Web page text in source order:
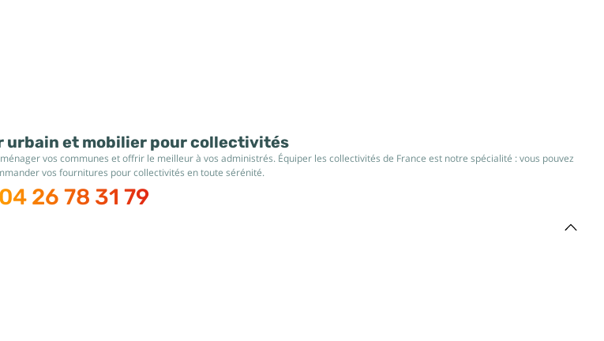
urbain et mobilier pour collectivités
vos communes et offrir le meilleur à vos administrés. Équiper les collectivités de France est notre spécialité : vous pouvez
vos fournitures pour collectivités en toute sérénité.
04 26 78 31 79